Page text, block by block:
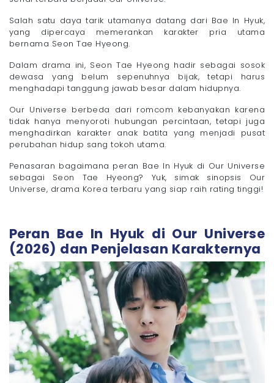
Salah satu daya tarik utamanya datang dari Bae In Hyuk,
yang dipercaya memerankan karakter pria utama
bernama Seon Tae Hyeong.
Dalam drama ini, Seon Tae Hyeong hadir sebagai sosok
dewasa yang belum sepenuhnya bijak, tetapi harus
menghadapi tanggung jawab besar dalam hidupnya.
Our Universe berbeda dari romcom kebanyakan karena
tidak hanya menyoroti hubungan percintaan, tetapi juga
menghadirkan karakter anak batita yang menjadi pusat
perubahan hidup sang tokoh utama.
Penasaran bagaimana peran Bae In Hyuk di Our Universe
sebagai Seon Tae Hyeong? Yuk, simak sinopsis Our
Universe, drama Korea terbaru yang siap raih rating tinggi!
Peran Bae In Hyuk di Our Universe
(2026) dan Penjelasan Karakternya